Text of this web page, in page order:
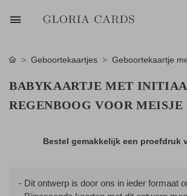
Geboortekaartjes Geboortekaartje
BABYKAARTJE MET
REGENBOOG VOOR MEISJE
Bestel gemakkelijk een proefdruk
- Dit ontwerp is door ons in ieder formaat